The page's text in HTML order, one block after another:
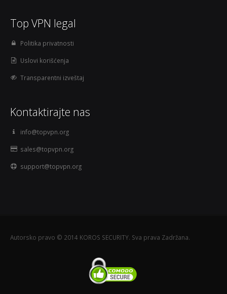
Top VPN legal
Politika privatnosti
Uslovi korišćenja
Transparentni izveštaj
Kontaktirajte nas
info@topvpn.org
sales@topvpn.org
support@topvpn.org
Autorsko pravo © 2014 KOROS SECURITY. Sva prava Zadržana.